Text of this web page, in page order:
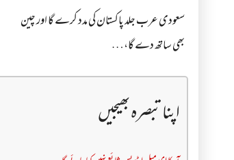
سعودی عرب جلد پاکستان کی مدد کرے گا اور چین
بھی ساتھ دے گا،…
اپنا تبصرہ بھیجیں